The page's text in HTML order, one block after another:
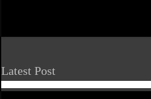
Latest Post